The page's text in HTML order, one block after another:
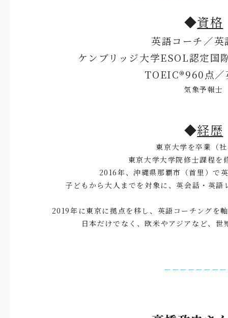
◆資格
英語コーチ／英
ケンブリッジ大学ESOL認定国
TOEIC®960点／
気象予報士
◆経歴
東京大学を卒業（
東京大学大学院修士課程を
2016年、沖縄県那覇市（首里）で
子どもから大人までを対象に、英会話・英
2019年に東京に拠点を移し、英語コーチングを
日本だけでなく、欧米やアジアなど、世
ーーーーーーー